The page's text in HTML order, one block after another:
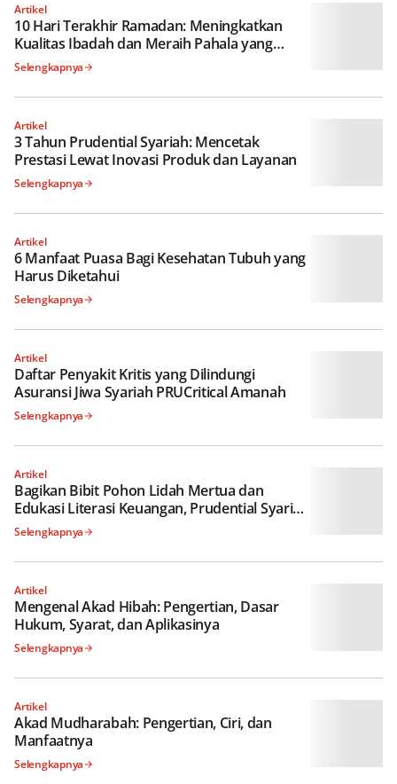
Artikel
10 Hari Terakhir Ramadan: Meningkatkan
Kualitas Ibadah dan Meraih Pahala yang
Besar
Selengkapnya
Artikel
3 Tahun Prudential Syariah: Mencetak
Prestasi Lewat Inovasi Produk dan Layanan
Selengkapnya
Artikel
6 Manfaat Puasa Bagi Kesehatan Tubuh yang
Harus Diketahui
Selengkapnya
Artikel
Daftar Penyakit Kritis yang Dilindungi
Asuransi Jiwa Syariah PRUCritical Amanah
Selengkapnya
Artikel
Bagikan Bibit Pohon Lidah Mertua dan
Edukasi Literasi Keuangan, Prudential Syariah
Perkuat Komitmen untuk Masa Depan
Berkelanjutan
Selengkapnya
Artikel
Mengenal Akad Hibah: Pengertian, Dasar
Hukum, Syarat, dan Aplikasinya
Selengkapnya
Artikel
Akad Mudharabah: Pengertian, Ciri, dan
Manfaatnya
Selengkapnya